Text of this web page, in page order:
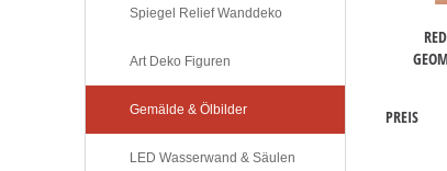
PREIS
Spiegel Relief Wanddeko
Art Deko Figuren
Gemälde & Ölbilder
LED Wasserwand & Säulen